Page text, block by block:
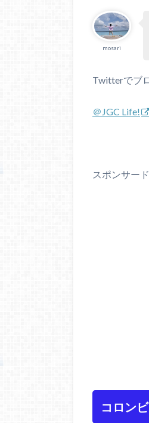
mosari
Twitterでブ
＠JGC Life!
スポンサー
コロン